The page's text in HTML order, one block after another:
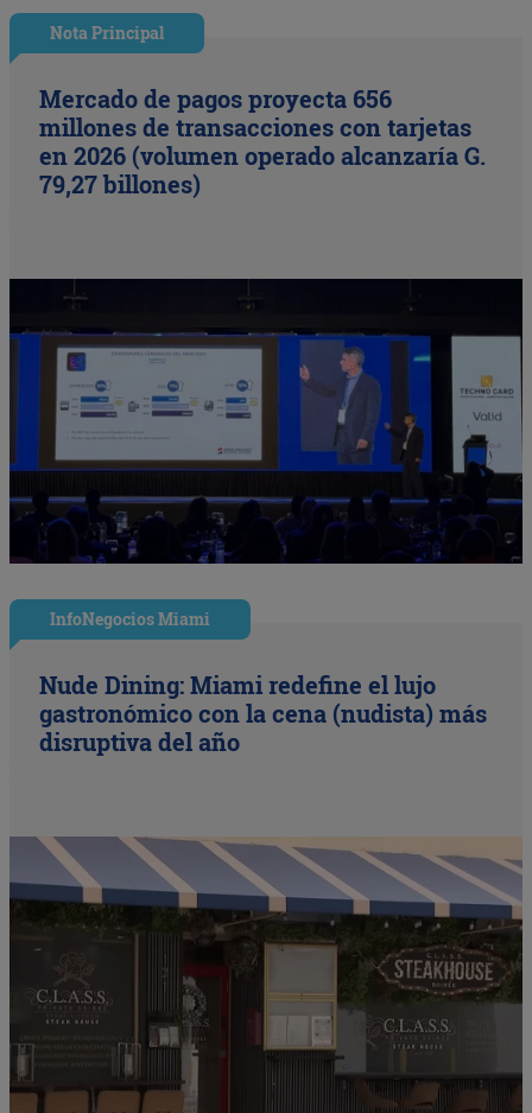
Nota Principal
Mercado de pagos proyecta 656
millones de transacciones con tarjetas
en 2026 (volumen operado alcanzaría G.
79,27 billones)
InfoNegocios Miami
Nude Dining: Miami redefine el lujo
gastronómico con la cena (nudista) más
disruptiva del año